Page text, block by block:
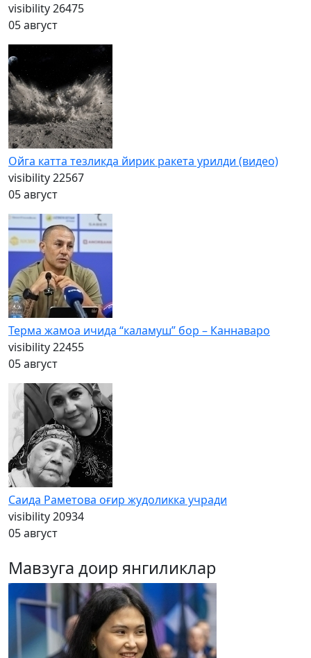
visibility26475
05 август
Ойга катта тезликда йирик ракета урилди (видео)
visibility22567
05 август
Терма жамоа ичида “каламуш” бор – Каннаваро
visibility22455
05 август
Саида Раметова оғир жудоликка учради
visibility20934
05 август
Мавзуга доир янгиликлар